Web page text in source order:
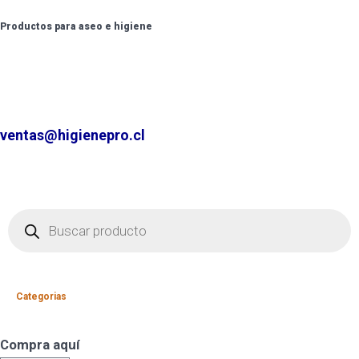
Productos para aseo e higiene
ventas@higienepro.cl
Categorias
Compra aquí